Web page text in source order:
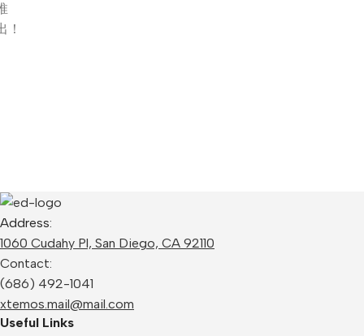
！
Address:
1060 Cudahy Pl, San Diego, CA 92110
Contact:
(686) 492-1041
xtemos.mail@mail.com
Useful Links